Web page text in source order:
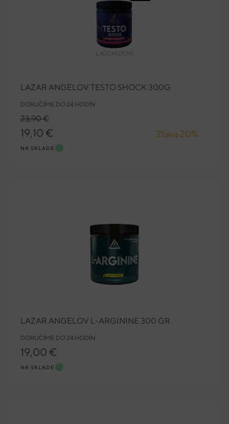
LAZAR ANGELOV TESTO SHOCK 300G
Zľava 20%
DORUČÍME DO 24 HODÍN
23,90 €
19,10 €
NA SKLADE
LAZAR ANGELOV L-ARGININE 300 GR
DORUČÍME DO 24 HODÍN
19,00 €
NA SKLADE